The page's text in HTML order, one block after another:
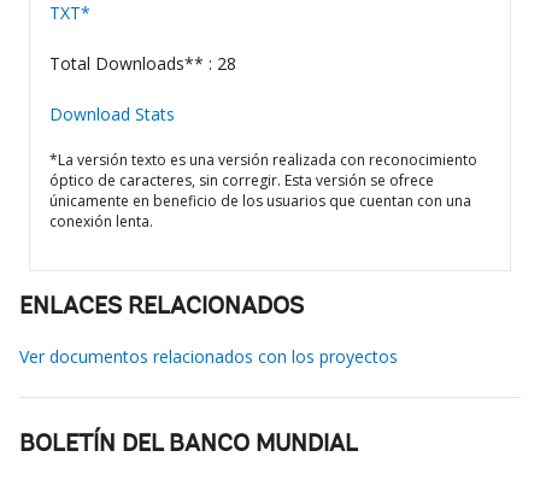
TXT*
Total Downloads** : 28
Download Stats
*La versión texto es una versión realizada con reconocimiento
óptico de caracteres, sin corregir. Esta versión se ofrece
únicamente en beneficio de los usuarios que cuentan con una
conexión lenta.
ENLACES RELACIONADOS
Ver documentos relacionados con los proyectos
BOLETÍN DEL BANCO MUNDIAL